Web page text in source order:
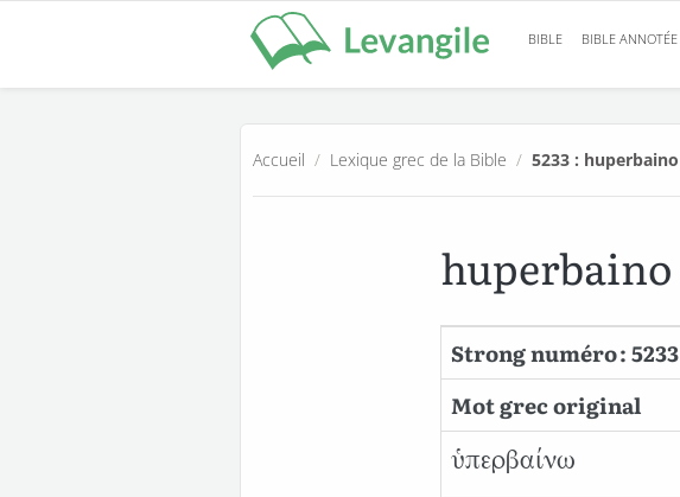
BIBLE BIBLE ANNOTÉE
Accueil / Lexique grec de la Bible / 5233 : huperbaino
huperbaino
Strong numéro : 5233
Mot grec original
ὑπερβαίνω